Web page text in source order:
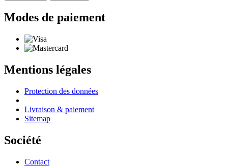
Modes de paiement
Mentions légales
Protection des données
Livraison & paiement
Sitemap
Société
Contact